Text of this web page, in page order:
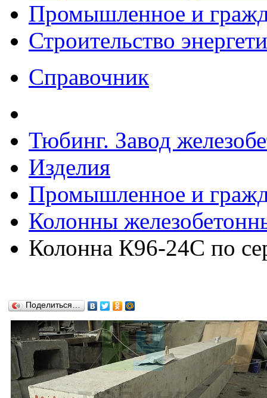
Промышленное и
Строительство
Справочник
Тюбинг. Завод
Изделия
Промышленное и
Колонны
Колонна К96-24C по
Поделиться…